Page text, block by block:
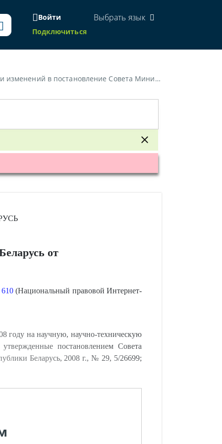
Войти
Подключиться
Выбрать язык
Республики Беларусь от 28 января 2008 г. № 114»
от
610(Национальный правовой Интернет-
году на научную, научно-техническую
постановлением Совета
Беларусь, 2008 г., № 29, 5/26699;